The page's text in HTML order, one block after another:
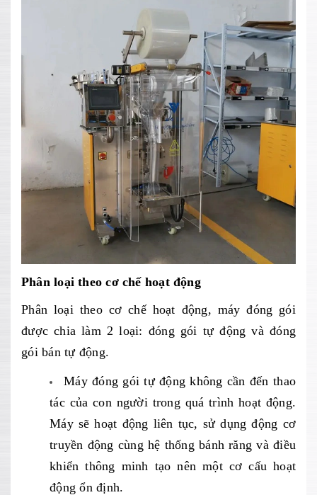
Phân loại theo cơ chế hoạt động
Phân loại theo cơ chế hoạt động, máy đóng gói
được chia làm 2 loại: đóng gói tự động và đóng
gói bán tự động.
Máy đóng gói tự động không cần đến thao
tác của con người trong quá trình hoạt động.
Máy sẽ hoạt động liên tục, sử dụng động cơ
truyền động cùng hệ thống bánh răng và điều
khiển thông minh tạo nên một cơ cấu hoạt
động ổn định.